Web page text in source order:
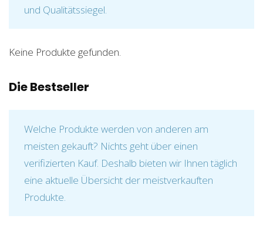
und Qualitätssiegel.
Keine Produkte gefunden.
Die Bestseller
Welche Produkte werden von anderen am
meisten gekauft? Nichts geht über einen
verifizierten Kauf. Deshalb bieten wir Ihnen täglich
eine aktuelle Übersicht der meistverkauften
Produkte.